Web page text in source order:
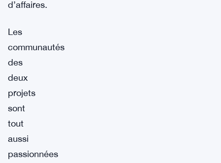
d’affaires.
Les
communautés
des
deux
projets
sont
tout
aussi
passionnées